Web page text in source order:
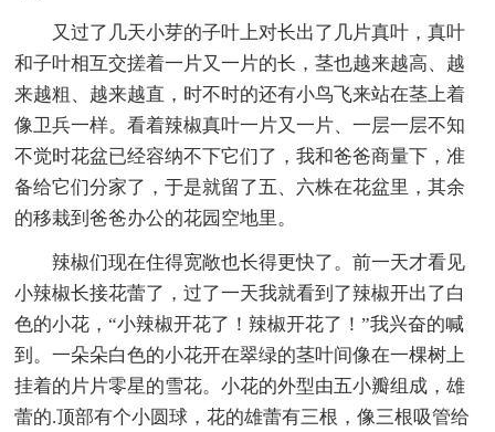
又过了几天小芽的子叶上对长出了几片真叶，真叶
和子叶相互交搓着一片又一片的长，茎也越来越高、越
来越粗、越来越直，时不时的还有小鸟飞来站在茎上着
像卫兵一样。看着辣椒真叶一片又一片、一层一层不知
不觉时花盆已经容纳不下它们了，我和爸爸商量下，准
备给它们分家了，于是就留了五、六株在花盆里，其余
的移栽到爸爸办公的花园空地里。
辣椒们现在住得宽敞也长得更快了。前一天才看见
小辣椒长接花蕾了，过了一天我就看到了辣椒开出了白
色的小花，“小辣椒开花了！辣椒开花了！”我兴奋的喊
到。一朵朵白色的小花开在翠绿的茎叶间像在一棵树上
挂着的片片零星的雪花。小花的外型由五小瓣组成，雄
蕾的.顶部有个小圆球，花的雄蕾有三根，像三根吸管给